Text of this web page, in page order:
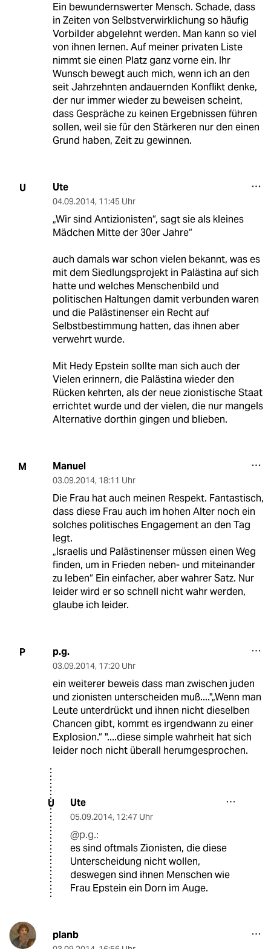
Ein bewundernswerter Mensch. Schade, dass
in Zeiten von Selbstverwirklichung so häufig
Vorbilder abgelehnt werden. Man kann so viel
von ihnen lernen. Auf meiner privaten Liste
nimmt sie einen Platz ganz vorne ein. Ihr
Wunsch bewegt auch mich, wenn ich an den
seit Jahrzehnten andauernden Konflikt denke,
der nur immer wieder zu beweisen scheint,
dass Gespräche zu keinen Ergebnissen führen
sollen, weil sie für den Stärkeren nur den einen
Grund haben, Zeit zu gewinnen.
U Ute
04.09.2014, 11:45 Uhr
„Wir sind Antizionisten“, sagt sie als kleines
Mädchen Mitte der 30er Jahre“
auch damals war schon vielen bekannt, was es
mit dem Siedlungsprojekt in Palästina auf sich
hatte und welches Menschenbild und
politischen Haltungen damit verbunden waren
und die Palästinenser ein Recht auf
Selbstbestimmung hatten, das ihnen aber
verwehrt wurde.
Mit Hedy Epstein sollte man sich auch der
Vielen erinnern, die Palästina wieder den
Rücken kehrten, als der neue zionistische Staat
errichtet wurde und der vielen, die nur mangels
Alternative dorthin gingen und blieben.
M Manuel
03.09.2014, 18:11 Uhr
Die Frau hat auch meinen Respekt. Fantastisch,
dass diese Frau auch im hohen Alter noch ein
solches politisches Engagement an den Tag
legt.
„Israelis und Palästinenser müssen einen Weg
finden, um in Frieden neben- und miteinander
zu leben“ Ein einfacher, aber wahrer Satz. Nur
leider wird er so schnell nicht wahr werden,
glaube ich leider.
P p.g.
03.09.2014, 17:20 Uhr
ein weiterer beweis dass man zwischen juden
und zionisten unterscheiden muß...."„Wenn man
Leute unterdrückt und ihnen nicht dieselben
Chancen gibt, kommt es irgendwann zu einer
Explosion.“ "....diese simple wahrheit hat sich
leider noch nicht überall herumgesprochen.
U Ute
05.09.2014, 12:47 Uhr
@p.g.:
es sind oftmals Zionisten, die diese
Unterscheidung nicht wollen,
deswegen sind ihnen Menschen wie
Frau Epstein ein Dorn im Auge.
planb